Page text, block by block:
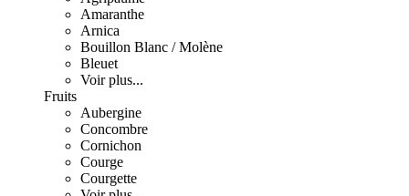
Amaranthe
Arnica
Bouillon Blanc / Molène
Bleuet
Voir plus...
Fruits
Aubergine
Concombre
Cornichon
Courge
Courgette